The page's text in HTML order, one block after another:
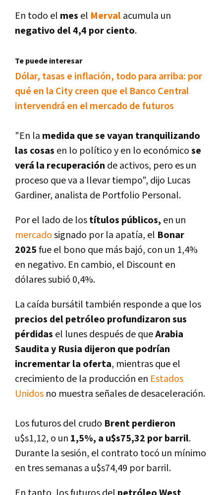
En todo el mes el Mervalacumula un
negativo del 4,4 por ciento.
Te puede interesar
Dólar, tasas e inflación, todo para arriba: por
qué en la City creen que el Banco Central
intervendrá en el mercado de futuros
"En la medida que se vayan tranquilizando
las cosas en lo polí­tico y en lo económicose
verá la recuperación de activos, pero es un
proceso que va a llevar tiempo", dijo Lucas
Gardiner, analista de Portfolio Personal.
Por el lado de lostí­tulos públicos, en un
mercadosignado por la apatí­a, el Bonar
2025fue el bono que más bajó, con un 1,4%
en negativo. En cambio, el Discount en
dólares subió 0,4%.
La caí­da bursátil también responde a que los
precios del petróleo profundizaron sus
pérdidas el lunes después de queArabia
Saudita y Rusia dijeron que podrí­an
incrementar la oferta, mientras que el
crecimiento de la producción en Estados
Unidos no muestra señales de desaceleración.
Los futuros del crudo Brent perdieron
u$s1,12, o un 1,5%, a u$s75,32 por barril.
Durante la sesión, el contrato tocó un mí­nimo
en tres semanas a u$s74,49 por barril.